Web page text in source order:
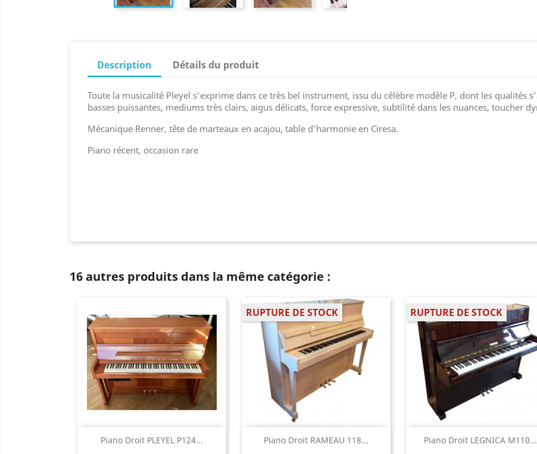
Description Détails du produit
Toute la musicalité Pleyel s’exprime dans ce très bel instrument, issu du célèbre modèle P, dont les qualités
basses puissantes, mediums très clairs, aigus délicats, force expressive, subtilité dans les nuances, toucher
Mécanique Renner, tête de marteaux en acajou, table d'harmonie en Ciresa.
Piano récent, occasion rare
16 autres produits dans la même catégorie :
Piano Droit PLEYEL P124...
Aperçu rapide Piano Droit RAMEAU 118...
RUPTURE DE STOCK
Aperçu rapide Piano Droit LEGNICA M110...
RUPTURE DE STOCK
Aperçu rapide